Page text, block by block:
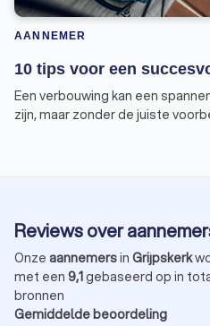
AANNEMER
10 tips voor een
Een verbouwing kan een
zijn, maar zonder de juiste
Reviews over
Onze aannemersin Grijpskerk
met een 9,1gebaseerd op in
bronnen
Gemiddelde beoordeling